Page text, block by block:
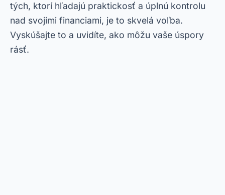
tých, ktorí hľadajú praktickosť a úplnú kontrolu
nad svojimi financiami, je to skvelá voľba.
Vyskúšajte to a uvidíte, ako môžu vaše úspory
rásť.